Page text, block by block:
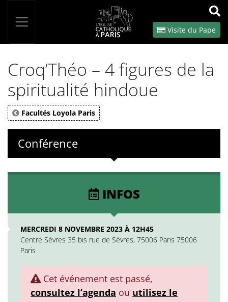
OK
Visite du Pape
Croq’Théo – 4 figures de la
spiritualité hindoue
Facultés Loyola Paris
Conférence
INFOS
MERCREDI 8 NOVEMBRE 2023 À 12H45
Centre Sèvres 35 bis rue de Sèvres, 75006 Paris 75006
Paris
Cet événement est passé,
consultez l’agenda ou utilisez le
Panneau de gestion des cookies